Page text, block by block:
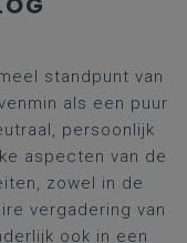
standpunt van
als een puur
persoonlijk
aspecten van de
zowel in de
vergadering van
ook in een